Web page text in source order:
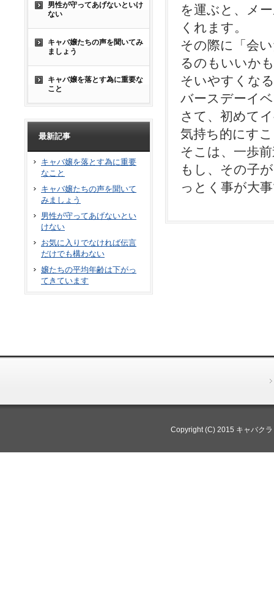
を運ぶと、メ
くれます。
その際に「会
るのもいいか
そいやすくな
バースデーイ
さて、初めて
気持ち的にす
そこは、一歩
もし、その子
っとく事が大
男性が守ってあげないといけ
ない
キャバ嬢たちの声を聞いてみ
ましょう
キャバ嬢を落とす為に重要な
こと
最新記事
キャバ嬢を落とす為に重要
なこと
キャバ嬢たちの声を聞いて
みましょう
男性が守ってあげないとい
けない
お気に入りでなければ伝言
だけでも構わない
嬢たちの平均年齢は下がっ
てきています
Copyright (C) 2015 キャバク